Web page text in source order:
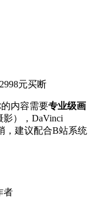
元买断
内容需要专业级画
），DaVinci
，建议配合B站系统
者